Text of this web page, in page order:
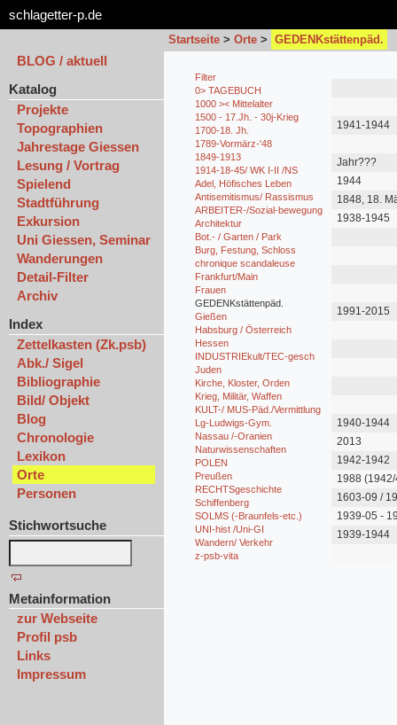
schlagetter-p.de
Startseite > Orte > GEDENKstättenpäd.
BLOG / aktuell
Katalog
Projekte
Topographien
Jahrestage Giessen
Lesung / Vortrag
Spielend
Stadtführung
Exkursion
Uni Giessen, Seminar
Wanderungen
Detail-Filter
Archiv
Index
Zettelkasten (Zk.psb)
Abk./ Sigel
Bibliographie
Bild/ Objekt
Blog
Chronologie
Lexikon
Orte
Personen
Stichwortsuche
Metainformation
zur Webseite
Profil psb
Links
Impressum
Filter
0> TAGEBUCH
1000 >< Mittelalter
1500 - 17.Jh. - 30j-Krieg
1700-18. Jh.
1789-Vormärz-'48
1849-1913
1914-18-45/ WK I-II /NS
Adel, Höfisches Leben
Antisemitismus/ Rassismus
ARBEITER-/Sozial-bewegung
Architektur
Bot.- / Garten / Park
Burg, Festung, Schloss
chronique scandaleuse
Frankfurt/Main
Frauen
GEDENKstättenpäd.
Gießen
Habsburg / Österreich
Hessen
INDUSTRIEkult/TEC-gesch
Juden
Kirche, Kloster, Orden
Krieg, Militär, Waffen
KULT-/ MUS-Päd./Vermittlung
Lg-Ludwigs-Gym.
Nassau /-Oranien
Naturwissenschaften
POLEN
Preußen
RECHTSgeschichte
Schiffenberg
SOLMS (-Braunfels-etc.)
UNI-hist /Uni-GI
Wandern/ Verkehr
z-psb-vita
1941-1944
Jahr???
1944
1848, 18.
1938-1945
1991-2015
1940-1944
2013
1942-1942
1988
1603-09 /
1939-05 -
1939-1944